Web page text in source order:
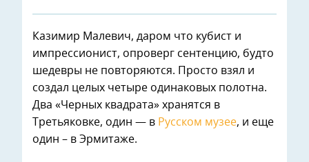
Казимир Малевич, даром что кубист и
импрессионист, опроверг сентенцию, будто
шедевры не повторяются. Просто взял и
создал целых четыре одинаковых полотна.
Два «Черных квадрата» хранятся в
Третьяковке, один — в Русском музее, и еще
один – в Эрмитаже.